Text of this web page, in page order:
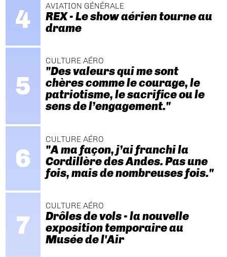
AVIATION GÉNÉRALE
REX - Le show aérien tourne au
drame
CULTURE AÉRO
"Des valeurs qui me sont
chères comme le courage, le
patriotisme, le sacrifice ou le
sens de l’engagement."
CULTURE AÉRO
"A ma façon, j’ai franchi la
Cordillère des Andes. Pas une
fois, mais de nombreuses fois."
CULTURE AÉRO
Drôles de vols - la nouvelle
exposition temporaire au
Musée de l'Air